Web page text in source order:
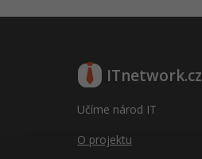
ITnetwork.cz
Učíme národ IT
O projektu